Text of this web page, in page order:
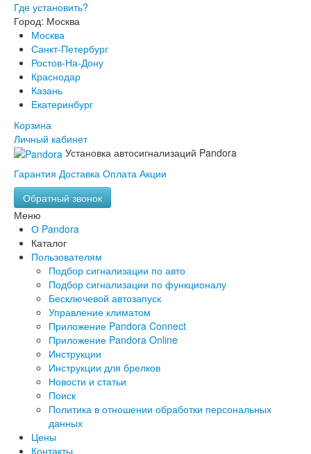
Где установить?
Город: Москва
Москва
Санкт-Петербург
Ростов-На-Дону
Краснодар
Казань
Екатеринбург
Корзина
Личный кабинет
Установка автосигнализаций Pandora
Гарантия Доставка Оплата Акции
Обратный звонок
Меню
О Pandora
Каталог
Пользователям
Подбор сигнализации по авто
Подбор сигнализации по функционалу
Бесключевой автозапуск
Управление климатом
Приложение Pandora Connect
Приложение Pandora Online
Инструкции
Инструкции для брелков
Новости и статьи
Поиск
Политика в отношении обработки персональных
данных
Цены
Контакты